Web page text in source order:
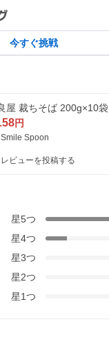
今すぐ挑戦
屋 裁ちそば 200g×10袋
円
Smile Spoon
レビューを投稿する
星5つ
星4つ
星3つ
星2つ
星1つ